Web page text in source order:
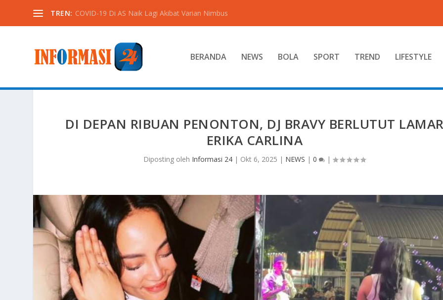
TREN: COVID-19 Di AS Naik Lagi Akibat Varian Nimbus
BERANDA NEWS BOLA SPORT TREND LIFESTYLE
DI DEPAN RIBUAN PENONTON, DJ BRAVY BERLUTUT LAMAR
ERIKA CARLINA
Diposting oleh Informasi 24 | Okt 6, 2025 | NEWS |0 |